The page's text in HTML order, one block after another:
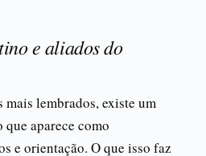
e aliados do
mais lembrados, existe um
aparece como
e orientação. O que isso faz